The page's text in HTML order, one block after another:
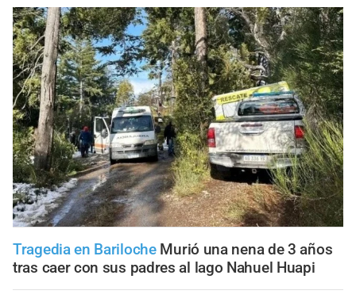
Tragedia en Bariloche Murió una nena de 3 años
tras caer con sus padres al lago Nahuel Huapi